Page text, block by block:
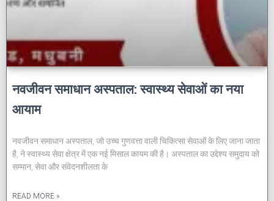
नवजीवन समाधान अस्पताल: स्वास्थ्य सेवाओं का नया
आयाम
नवजीवन समाधान अस्पताल, जो उच्च गुणवत्ता वाली चिकित्सा सेवाओं के लिए जाना जाता
है, ने स्वास्थ्य सेवा क्षेत्र में एक नई मिसाल कायम की है। अस्पताल का उद्देश्य समुदाय को
सम्मान, सेवा और संवेदनशीलता के
READ MORE »